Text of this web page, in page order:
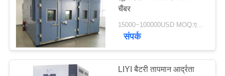
विनती
करे
साइटमैप
चैंबर
संपर्क
LIYI बैटरी तापमान आर्द्रता